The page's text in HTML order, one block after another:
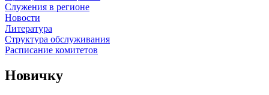
Служения в регионе
Новости
Литература
Структура обслуживания
Расписание комитетов
Новичку